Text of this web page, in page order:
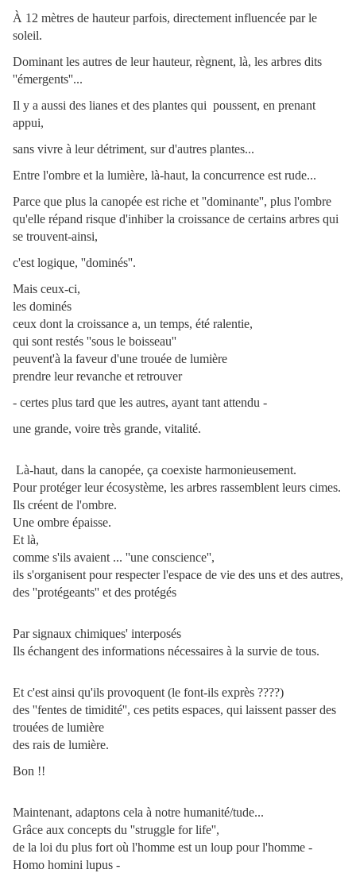
À 12 mètres de hauteur parfois, directement influencée par le
soleil.
Dominant les autres de leur hauteur, règnent, là, les arbres dits
''émergents''...
Il y a aussi des lianes et des plantes qui poussent, en prenant
appui,
sans vivre à leur détriment, sur d'autres plantes...
Entre l'ombre et la lumière, là-haut, la concurrence est rude...
Parce que plus la canopée est riche et ''dominante'', plus l'ombre
qu'elle répand risque d'inhiber la croissance de certains arbres qui
se trouvent-ainsi,
c'est logique, ''dominés''.
Mais ceux-ci,
les dominés
ceux dont la croissance a, un temps, été ralentie,
qui sont restés ''sous le boisseau''
peuvent'à la faveur d'une trouée de lumière
prendre leur revanche et retrouver
- certes plus tard que les autres, ayant tant attendu -
une grande, voire très grande, vitalité.
Là-haut, dans la canopée, ça coexiste harmonieusement.
Pour protéger leur écosystème, les arbres rassemblent leurs cimes.
Ils créent de l'ombre.
Une ombre épaisse.
Et là,
comme s'ils avaient ... ''une conscience'',
ils s'organisent pour respecter l'espace de vie des uns et des autres,
des ''protégeants'' et des protégés
Par signaux chimiques' interposés
Ils échangent des informations nécessaires à la survie de tous.
Et c'est ainsi qu'ils provoquent (le font-ils exprès ????)
des ''fentes de timidité'', ces petits espaces, qui laissent passer des
trouées de lumière
des rais de lumière.
Bon !!
Maintenant, adaptons cela à notre humanité/tude...
Grâce aux concepts du ''struggle for life'',
de la loi du plus fort où l'homme est un loup pour l'homme -
Homo homini lupus -